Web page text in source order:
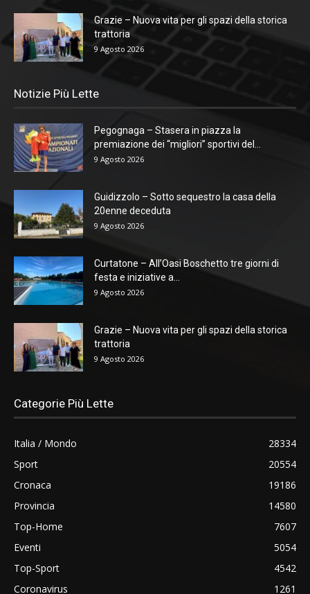
Grazie – Nuova vita per gli spazi della storica
trattoria
9 Agosto 2026
Notizie Più Lette
Pegognaga – Stasera in piazza la
premiazione dei “migliori” sportivi del...
9 Agosto 2026
Guidizzolo – Sotto sequestro la casa della
20enne deceduta
9 Agosto 2026
Curtatone – All’Oasi Boschetto tre giorni di
festa e iniziative a...
9 Agosto 2026
Grazie – Nuova vita per gli spazi della storica
trattoria
9 Agosto 2026
Categorie Più Lette
Italia / Mondo
28334
Sport
20554
Cronaca
19186
Provincia
14580
Top-Home
7607
Eventi
5054
Top-Sport
4542
Coronavirus
1261